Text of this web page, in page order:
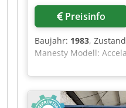
Preisinfo
Baujahr: 1983,
Manesty Modell:
Typ: Film- und
Technisches
Klassifizierung: ATEX
werden)